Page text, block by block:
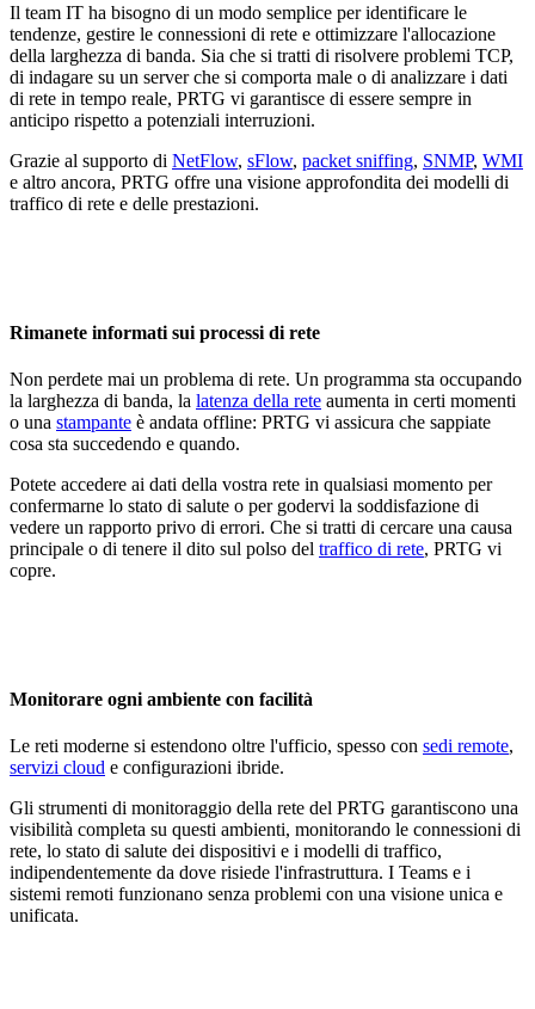
Il team IT ha bisogno di un modo semplice per identificare le
tendenze, gestire le connessioni di rete e ottimizzare l'allocazione
della larghezza di banda. Sia che si tratti di risolvere problemi TCP,
di indagare su un server che si comporta male o di analizzare i dati
di rete in tempo reale, PRTG vi garantisce di essere sempre in
anticipo rispetto a potenziali interruzioni.
Grazie al supporto di NetFlow, sFlow, packet sniffing, SNMP, WMI
e altro ancora, PRTG offre una visione approfondita dei modelli di
traffico di rete e delle prestazioni.
Rimanete informati sui processi di rete
Non perdete mai un problema di rete. Un programma sta occupando
la larghezza di banda, la latenza della rete aumenta in certi momenti
o una stampante è andata offline: PRTG vi assicura che sappiate
cosa sta succedendo e quando.
Potete accedere ai dati della vostra rete in qualsiasi momento per
confermarne lo stato di salute o per godervi la soddisfazione di
vedere un rapporto privo di errori. Che si tratti di cercare una causa
principale o di tenere il dito sul polso del traffico di rete, PRTG vi
copre.
Monitorare ogni ambiente con facilità
Le reti moderne si estendono oltre l'ufficio, spesso con sedi remote,
servizi cloud e configurazioni ibride.
Gli strumenti di monitoraggio della rete del PRTG garantiscono una
visibilità completa su questi ambienti, monitorando le connessioni di
rete, lo stato di salute dei dispositivi e i modelli di traffico,
indipendentemente da dove risiede l'infrastruttura. I Teams e i
sistemi remoti funzionano senza problemi con una visione unica e
unificata.